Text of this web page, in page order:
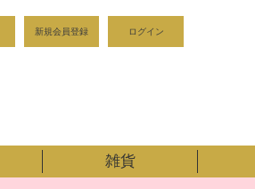
新規会員登録 ログイン
雑貨